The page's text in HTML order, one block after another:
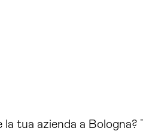
tua azienda a Bologna?